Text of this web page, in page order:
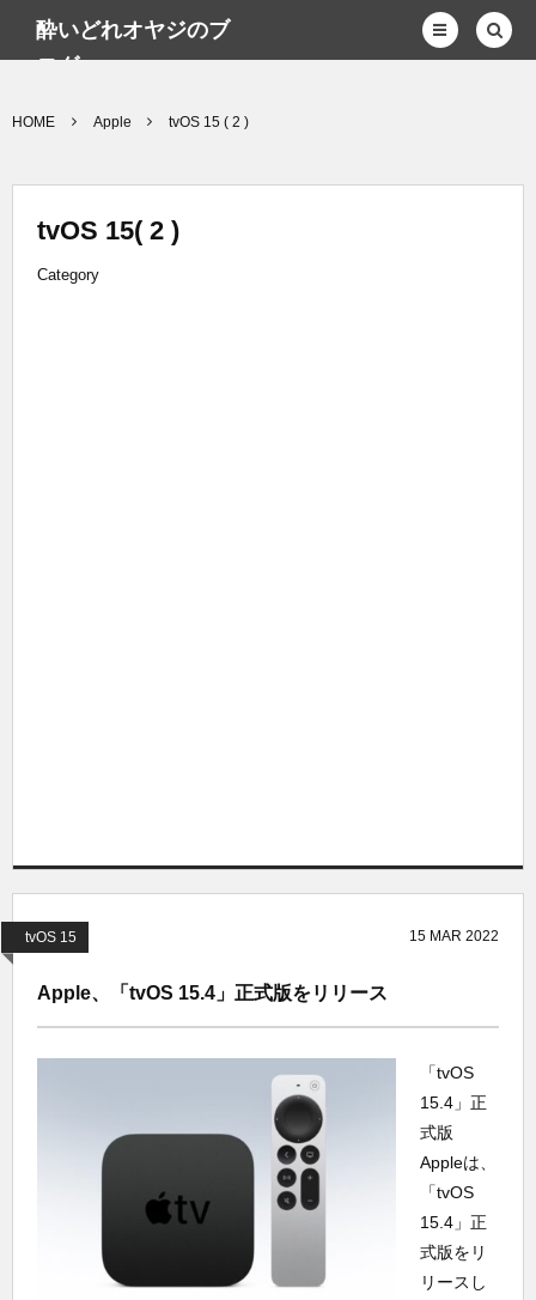
酔いどれオヤジのブ
ログwp
HOME Apple tvOS 15 ( 2 )
tvOS 15( 2 )
Category
tvOS 15 15 MAR 2022
Apple、「tvOS 15.4」正式版をリリース
「tvOS
15.4」正
式版
Appleは、
「tvOS
15.4」正
式版をリ
リースし